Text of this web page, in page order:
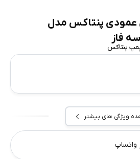
عمودی پنتاکس مدل
پنتاکس
ویژگی های بیشتر
واتساپ